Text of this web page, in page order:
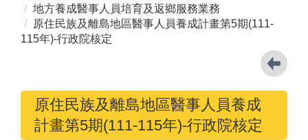
地方養成醫事人員培育及返鄉服務業務
原住民族及離島地區醫事人員養成計畫第5期(111-
115年)-行政院核定
原住民族及離島地區醫事人員養成
計畫第5期(111-115年)-行政院核定